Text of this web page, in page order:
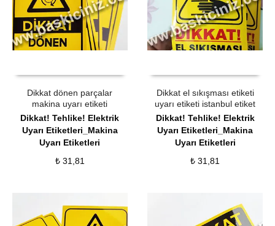
Dikkat dönen parçalar
makina uyarı etiketi
Dikkat! Tehlike! Elektrik
Uyarı Etiketleri_Makina
Uyarı Etiketleri
₺31,81
Dikkat el sıkışması etiketi
uyarı etiketi istanbul etiket
Dikkat! Tehlike! Elektrik
Uyarı Etiketleri_Makina
Uyarı Etiketleri
₺ 31,81